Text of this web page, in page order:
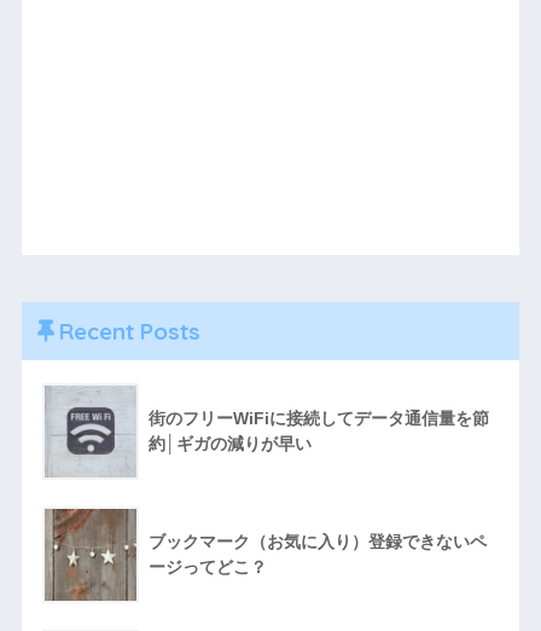
Recent Posts
街のフリーWiFiに接続してデータ通信量を節
約│ギガの減りが早い
ブックマーク（お気に入り）登録できないペ
ージってどこ？